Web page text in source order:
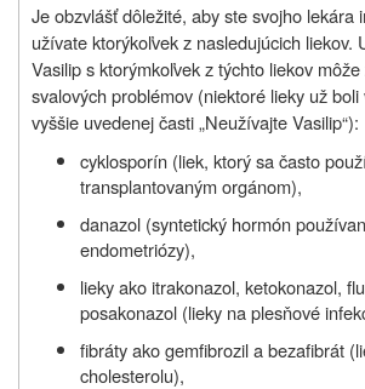
Je obzvlášť dôležité, aby ste svojho lekára
užívate ktorýkoľvek z nasledujúcich liekov.
Vasilip s ktorýmkoľvek z týchto liekov
svalových problémov (niektoré lieky už
vyššie uvedenej časti „Neužívajte Vasilip“):
cyklosporín (liek, ktorý sa často
transplantovaným orgánom),
danazol (syntetický hormón
endometriózy),
lieky ako itrakonazol, ketokonazol,
posakonazol (lieky na plesňové
fibráty ako gemfibrozil a bezafibrát
cholesterolu),